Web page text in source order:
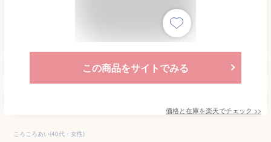
この商品をサイトでみる
価格と在庫を楽天でチェック >>
ころころあい(40代・女性)